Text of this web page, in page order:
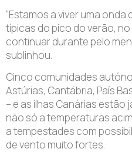
“Estamos a viver uma
típicas do pico do verão,
continuar durante pelo
sublinhou.
Cinco comunidades
Astúrias, Cantábria, País
– e as ilhas Canárias estão
não só a temperaturas
a tempestades com
de vento muito fortes.